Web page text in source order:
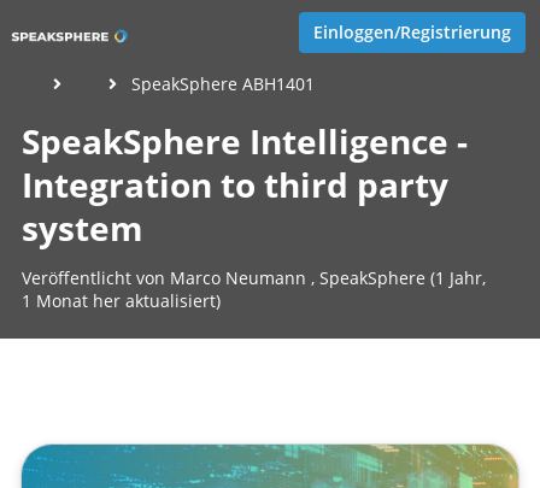
Einloggen/Registrierung
SpeakSphere ABH1401
SpeakSphere Intelligence -
Integration to third party
system
Veröffentlicht von Marco Neumann , SpeakSphere (1 Jahr,
1 Monat her aktualisiert)